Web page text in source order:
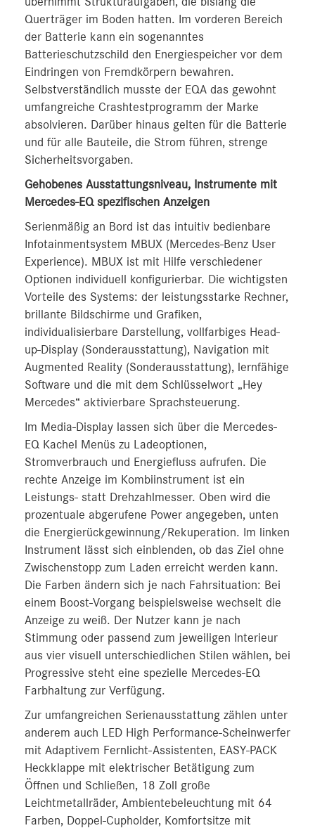
Querträger im Boden hatten. Im vorderen Bereich
der Batterie kann ein sogenanntes
Batterieschutzschild den Energiespeicher vor dem
Eindringen von Fremdkörpern bewahren.
Selbstverständlich musste der EQA das gewohnt
umfangreiche Crashtestprogramm der Marke
absolvieren. Darüber hinaus gelten für die Batterie
und für alle Bauteile, die Strom führen, strenge
Sicherheitsvorgaben.
Gehobenes Ausstattungsniveau, Instrumente mit
Mercedes-EQ spezifischen Anzeigen
Serienmäßig an Bord ist das intuitiv bedienbare
Infotainmentsystem MBUX (Mercedes-Benz User
Experience). MBUX ist mit Hilfe verschiedener
Optionen individuell konfigurierbar. Die wichtigsten
Vorteile des Systems: der leistungsstarke Rechner,
brillante Bildschirme und Grafiken,
individualisierbare Darstellung, vollfarbiges Head-
up-Display (Sonderausstattung), Navigation mit
Augmented Reality (Sonderausstattung), lernfähige
Software und die mit dem Schlüsselwort „Hey
Mercedes“ aktivierbare Sprachsteuerung.
Im Media-Display lassen sich über die Mercedes-
EQ Kachel Menüs zu Ladeoptionen,
Stromverbrauch und Energiefluss aufrufen. Die
rechte Anzeige im Kombiinstrument ist ein
Leistungs- statt Drehzahlmesser. Oben wird die
prozentuale abgerufene Power angegeben, unten
die Energierückgewinnung/Rekuperation. Im linken
Instrument lässt sich einblenden, ob das Ziel ohne
Zwischenstopp zum Laden erreicht werden kann.
Die Farben ändern sich je nach Fahrsituation: Bei
einem Boost-Vorgang beispielsweise wechselt die
Anzeige zu weiß. Der Nutzer kann je nach
Stimmung oder passend zum jeweiligen Interieur
aus vier visuell unterschiedlichen Stilen wählen, bei
Progressive steht eine spezielle Mercedes-EQ
Farbhaltung zur Verfügung.
Zur umfangreichen Serienausstattung zählen unter
anderem auch LED High Performance-Scheinwerfer
mit Adaptivem Fernlicht-Assistenten, EASY-PACK
Heckklappe mit elektrischer Betätigung zum
Öffnen und Schließen, 18 Zoll große
Leichtmetallräder, Ambientebeleuchtung mit 64
Farben, Doppel-Cupholder, Komfortsitze mit